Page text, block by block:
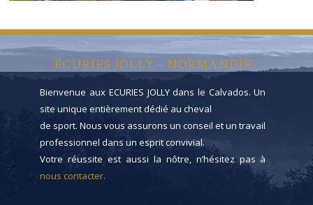
ÉCURIES JOLLY – NORMANDIE
Bienvenue aux ECURIES JOLLY dans le Calvados. Un
site unique entièrement dédié au cheval
de sport. Nous vous assurons un conseil et un travail
professionnel dans un esprit convivial.
Votre réussite est aussi la nôtre, n’hésitez pas à
nous contacter.